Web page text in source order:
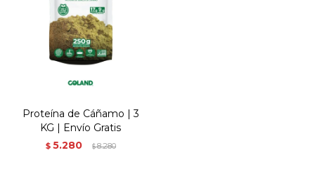
Proteína de Cáñamo | 3
KG | Envío Gratis
$ 5.280 $8.280